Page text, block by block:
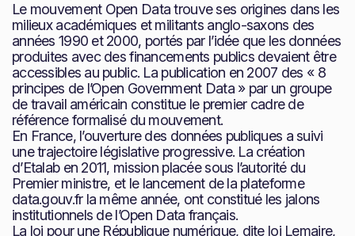
Le mouvement Open Data trouve ses origines dans les
milieux académiques et militants anglo-saxons des
années 1990 et 2000, portés par l’idée que les données
produites avec des financements publics devaient être
accessibles au public. La publication en 2007 des « 8
principes de l’Open Government Data » par un groupe
de travail américain constitue le premier cadre de
référence formalisé du mouvement.
En France, l’ouverture des données publiques a suivi
une trajectoire législative progressive. La création
d’Etalab en 2011, mission placée sous l’autorité du
Premier ministre, et le lancement de la plateforme
data.gouv.fr la même année, ont constitué les jalons
institutionnels de l’Open Data français.
La loi pour une République numérique, dite loi Lemaire,